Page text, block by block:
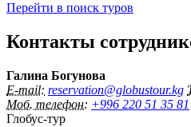
Перейти в поиск туров
Контакты
Галина Богунова
E-mail: reservation@globustour.kg
Моб. телефон: +996 220 51 35 81
Глобус-тур